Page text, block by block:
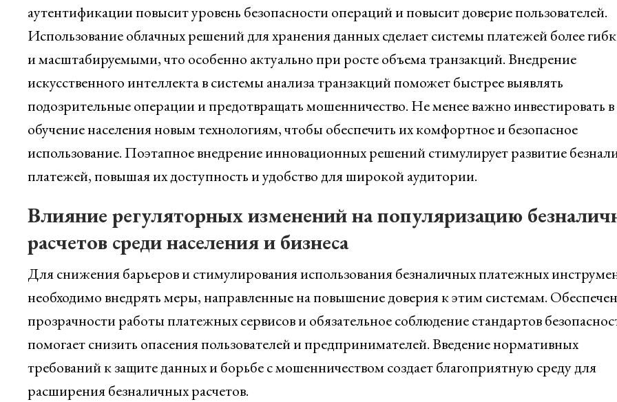
аутентификации повысит уровень безопасности операций и повысит доверие пользователей.
Использование облачных решений для хранения данных сделает системы платежей более
и масштабируемыми, что особенно актуально при росте объема транзакций. Внедрение
искусственного интеллекта в системы анализа транзакций поможет быстрее выявлять
подозрительные операции и предотвращать мошенничество. Не менее важно инвестировать в
обучение населения новым технологиям, чтобы обеспечить их комфортное и безопасное
использование. Поэтапное внедрение инновационных решений стимулирует развитие
платежей, повышая их доступность и удобство для широкой аудитории.
Влияние регуляторных изменений на популяризацию
расчетов среди населения и бизнеса
Для снижения барьеров и стимулирования использования безналичных платежных
необходимо внедрять меры, направленные на повышение доверия к этим системам.
прозрачности работы платежных сервисов и обязательное соблюдение стандартов
помогает снизить опасения пользователей и предпринимателей. Введение нормативных
требований к защите данных и борьбе с мошенничеством создает благоприятную среду для
расширения безналичных расчетов.